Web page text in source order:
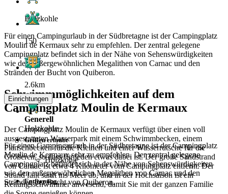
Holzkohle
Für einen Campingurlaub in der Südbretagne ist der Campingplatz
Moulin de Kermaux sehr zu empfehlen. Der zentral gelegene
Campingplatz befindet sich in der Nähe von Sehenswürdigkeiten
wie den außergewöhnlichen Megalithen von Carnac und den
Stränden der Bucht von Quiberon.
Schwimmmöglichkeiten auf dem
Campingplatz Moulin de Kermaux
Der Campingplatz Moulin de Kermaux verfügt über einen voll
ausgestatteten Wasserpark mit einem Schwimmbecken, einem
Planschbecken für die Kleinen und einer Wasserrutsche für die
Größeren, so dass für jeden etwas dabei ist. Der große Sandstrand
von Carnac ist etwa 4 Kilometer vom Campingplatz entfernt. Der
Strand fällt sanft ins Meer ab, und in der Hochsaison ist ein
Rettungsschwimmer anwesend, damit Sie mit der ganzen Familie
150
2.6km
Holzkohle
Für einen Campingurlaub in der Südbretagne ist der Campingplatz
Moulin de Kermaux sehr zu empfehlen. Der zentral gelegene
Campingplatz befindet sich in der Nähe von Sehenswürdigkeiten
wie den außergewöhnlichen Megalithen von Carnac und den
Stränden der Bucht von Quiberon.
Einrichtungen
Generell
Grillen erlaubt
Holzkohle
Entfernung